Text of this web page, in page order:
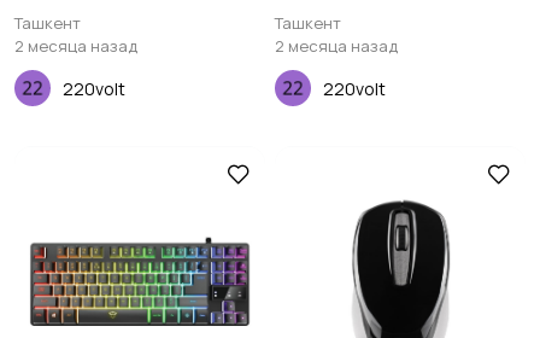
XXL (930x300x3мм), Black
Ташкент
2 месяца назад
220volt
Aviator, Cable-Angled, Red
Ташкент
2 месяца назад
220volt